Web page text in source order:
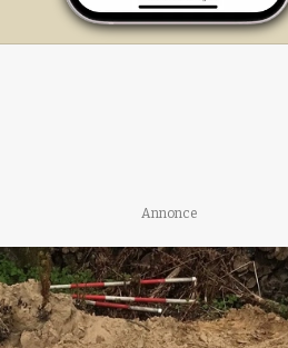
Annonce